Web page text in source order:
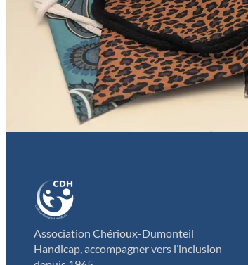
Association Chérioux-Dumonteil
Handicap, accompagner vers l’inclusion